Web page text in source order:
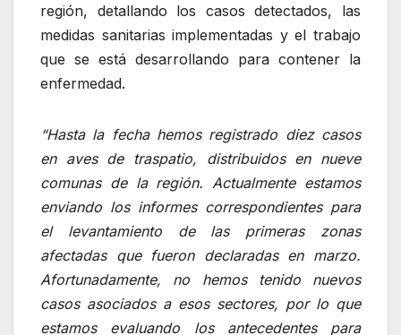
región, detallando los casos detectados, las
medidas sanitarias implementadas y el trabajo
que se está desarrollando para contener la
enfermedad.
“Hasta la fecha hemos registrado diez casos
en aves de traspatio, distribuidos en nueve
comunas de la región. Actualmente estamos
enviando los informes correspondientes para
el levantamiento de las primeras zonas
afectadas que fueron declaradas en marzo.
Afortunadamente, no hemos tenido nuevos
casos asociados a esos sectores, por lo que
estamos evaluando los antecedentes para